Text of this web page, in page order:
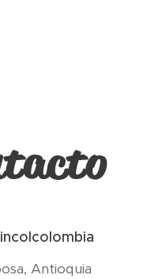
Antioquia